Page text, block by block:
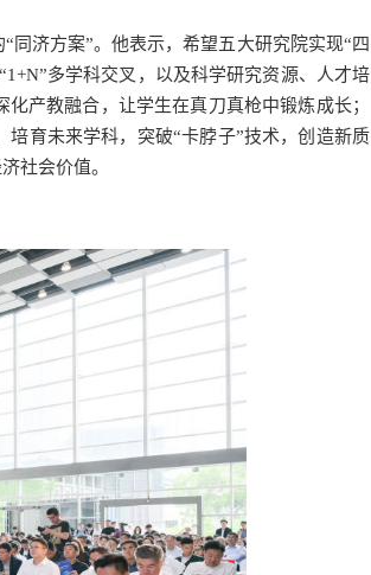
济方案”。他表示，希望五大研究院实现“四
多学科交叉，以及科学研究资源、人才培
产教融合，让学生在真刀真枪中锻炼成长；
育未来学科，突破“卡脖子”技术，创造新质
社会价值。